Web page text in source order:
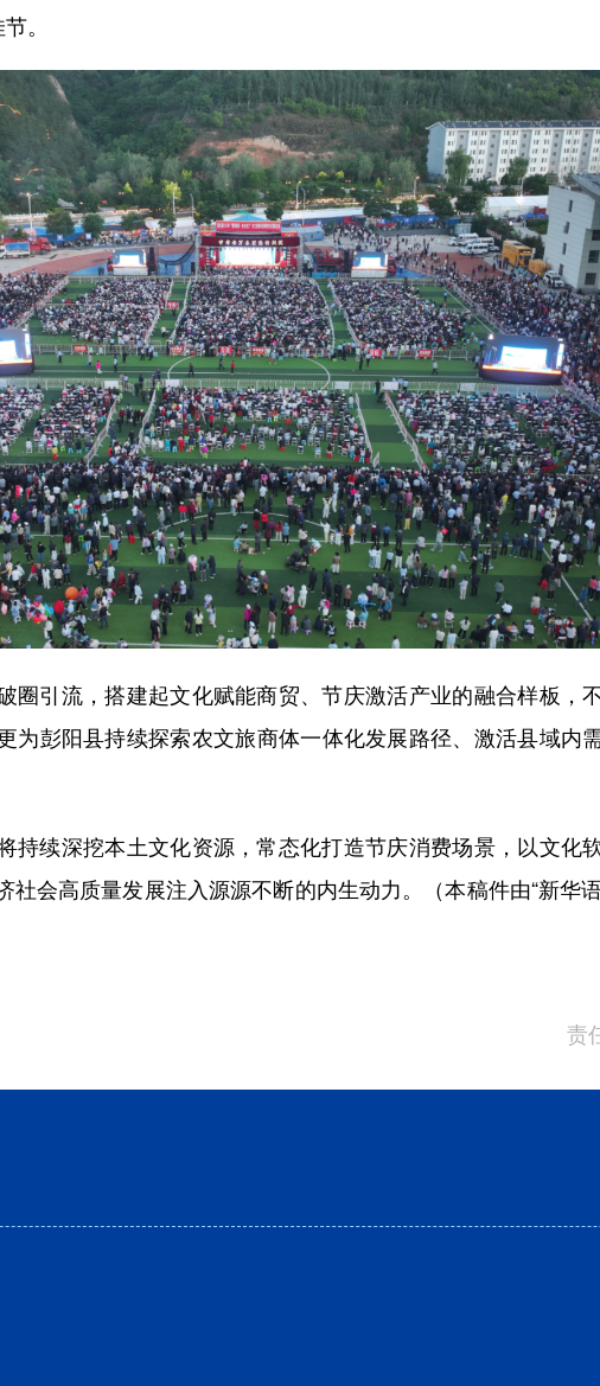
。
引流，搭建起文化赋能商贸、节庆激活产业的融合样板，
为彭阳县持续探索农文旅商体一体化发展路径、激活县域内
续深挖本土文化资源，常态化打造节庆消费场景，以文化
会高质量发展注入源源不断的内生动力。（本稿件由“新华
责